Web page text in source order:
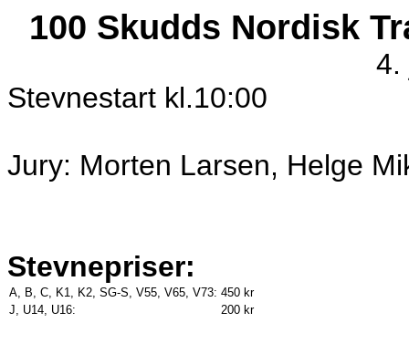
100 Skudds Nordisk
4.
Stevnestart kl.10:00
Jury: Morten Larsen, Helge
Stevnepriser:
A, B, C, K1, K2, SG-S, V55, V65, V73: 450 kr
J, U14, U16:
200 kr